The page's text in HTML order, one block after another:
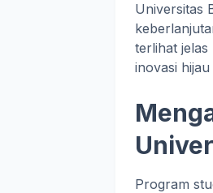
Universitas
terlihat
inovasi
Program